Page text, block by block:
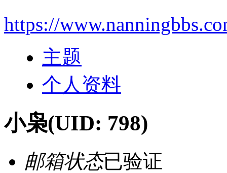
https://
主题
个人资料
小枭(UID: 798)
邮箱状态已验证